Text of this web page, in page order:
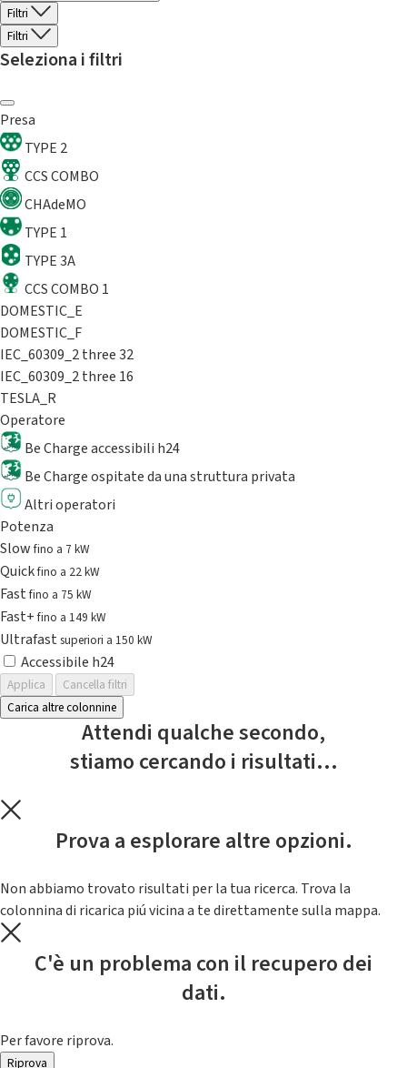
Filtri
Filtri
Seleziona i filtri
Presa
TYPE 2
CCS COMBO
CHAdeMO
TYPE 1
TYPE 3A
CCS COMBO 1
DOMESTIC_E
DOMESTIC_F
IEC_60309_2 three 32
IEC_60309_2 three 16
TESLA_R
Operatore
Be Charge accessibili h24
Be Charge ospitate da una struttura privata
Altri operatori
Potenza
Slowfino a 7 kW
Quickfino a 22 kW
Fastfino a 75 kW
Fast+fino a 149 kW
Ultrafast superiori a 150 kW
Accessibile h24
Applica
Cancella filtri
Carica altre colonnine
Attendi qualche secondo,
stiamo cercando i risultati...
Prova a esplorare altre opzioni.
Non abbiamo trovato risultati per la tua ricerca. Trova la
colonnina di ricarica piú vicina a te direttamente sulla mappa.
C'è un problema con il recupero dei
dati.
Per favore riprova.
Riprova